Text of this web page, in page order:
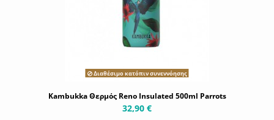
Διαθέσιμο κατόπιν συνεννόησης
Kambukka Θερμός Reno Insulated 500ml Parrots
32,90 €